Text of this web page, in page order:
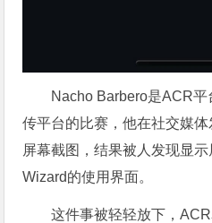
Nacho Barbero是ACR
传平台的比赛，他在社交媒
屏幕截图，结果被人发现显
Wizard的使用界面。
这件事被轻轻放下，